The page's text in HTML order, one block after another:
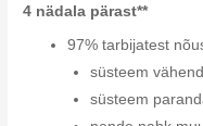
4 nädala pärast**
97% tarbijatest
süsteem
süsteem